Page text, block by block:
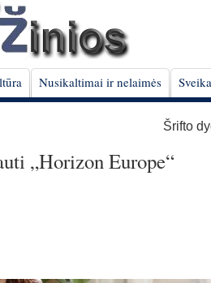
Nusikaltimai ir nelaimės
Šrifto
„Horizon Europe“